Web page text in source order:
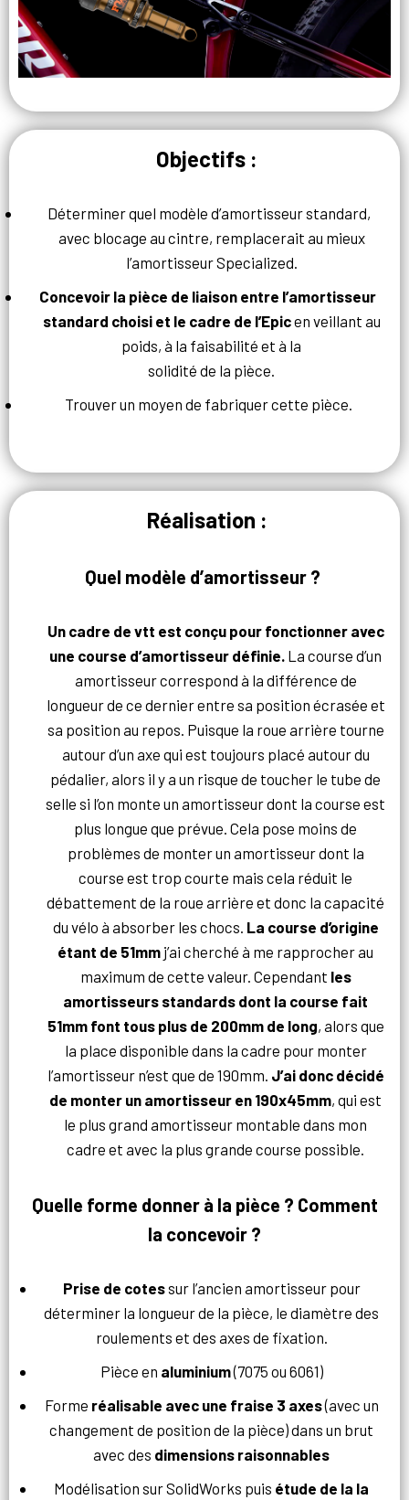
Objectifs :
Déterminer quel modèle d’amortisseur standard,
avec blocage au cintre, remplacerait au mieux
l’amortisseur Specialized.
Concevoir la pièce de liaison entre l’amortisseur
standard choisi et le cadre de l’Epicen veillant au
poids, à la faisabilité et à la
solidité de la pièce.
Trouver un moyen de fabriquer cette pièce.
Réalisation :
Quel modèle d’amortisseur ?
Un cadre de vtt est conçu pour fonctionner avec
une course d’amortisseur définie. La course d’un
amortisseur correspond à la différence de
longueur de ce dernier entre sa position écrasée et
sa position au repos. Puisque la roue arrière tourne
autour d’un axe qui est toujours placé autour du
pédalier, alors il y a un risque de toucher le tube de
selle si l’on monte un amortisseur dont la course est
plus longue que prévue. Cela pose moins de
problèmes de monter un amortisseur dont la
course est trop courte mais cela réduit le
débattement de la roue arrière et donc la capacité
du vélo à absorber les chocs. La course d’origine
étant de 51mm j’ai cherché à me rapprocher au
maximum de cette valeur. Cependant les
amortisseurs standards dont la course fait
51mm font tous plus de 200mm de long, alors que
la place disponible dans la cadre pour monter
l’amortisseur n’est que de 190mm. J’ai donc décidé
de monter un amortisseur en 190x45mm, qui est
le plus grand amortisseur montable dans mon
cadre et avec la plus grande course possible.
Quelle forme donner à la pièce ? Comment
la concevoir ?
Prise de cotessur l’ancien amortisseur pour
déterminer la longueur de la pièce, le diamètre des
roulements et des axes de fixation.
Pièce en aluminium(7075 ou 6061)
Forme réalisable avec une fraise 3 axes(avec un
changement de position de la pièce) dans un brut
avec des dimensions raisonnables
Modélisation sur SolidWorks puis étude de la la